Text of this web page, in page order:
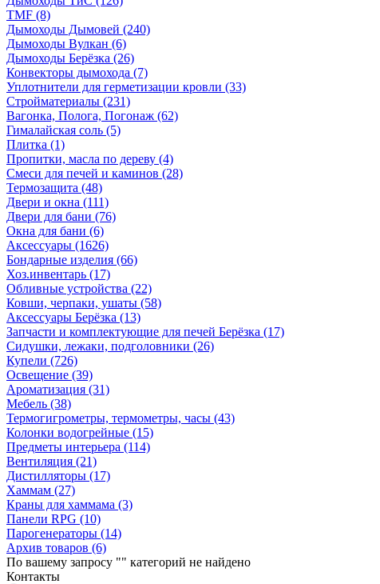
TMF (8)
Дымоходы Дымовей (240)
Дымоходы Вулкан (6)
Дымоходы Берёзка (26)
Конвекторы дымохода (7)
Уплотнители для герметизации кровли (33)
Стройматериалы (231)
Вагонка, Полога, Погонаж (62)
Гималайская соль (5)
Плитка (1)
Пропитки, масла по дереву (4)
Смеси для печей и каминов (28)
Термозащита (48)
Двери и окна (111)
Двери для бани (76)
Окна для бани (6)
Аксессуары (1626)
Бондарные изделия (66)
Хоз.инвентарь (17)
Обливные устройства (22)
Ковши, черпаки, ушаты (58)
Аксессуары Берёзка (13)
Запчасти и комплектующие для печей Берёзка (17)
Сидушки, лежаки, подголовники (26)
Купели (726)
Освещение (39)
Ароматизация (31)
Мебель (38)
Термогигрометры, термометры, часы (43)
Колонки водогрейные (15)
Предметы интерьера (114)
Вентиляция (21)
Дистилляторы (17)
Хаммам (27)
Краны для хаммама (3)
Панели RPG (10)
Парогенераторы (14)
Архив товаров (6)
По вашему запросу "" категорий не найдено
Контакты